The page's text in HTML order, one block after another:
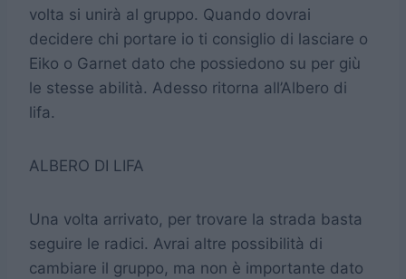
volta si unirà al gruppo. Quando dovrai
decidere chi portare io ti consiglio di lasciare o
Eiko o Garnet dato che possiedono su per giù
le stesse abilità. Adesso ritorna all’Albero di
lifa.
ALBERO DI LIFA
Una volta arrivato, per trovare la strada basta
seguire le radici. Avrai altre possibilità di
cambiare il gruppo, ma non è importante dato